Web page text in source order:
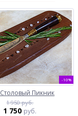
-10%
Пикник
1 950 руб.
1 750 руб.